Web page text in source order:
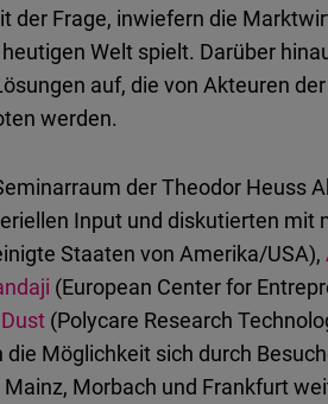
der Frage, inwiefern die
Welt spielt. Darüber
auf, die von Akteuren
werden.
der Theodor Heuss
Input und diskutierten mit
Staaten von Amerika/USA),
(European Center for
(Polycare Research
Möglichkeit sich durch
Morbach und Frankfurt